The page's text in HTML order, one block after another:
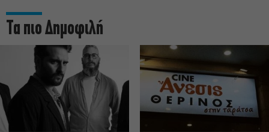
Τα πιο Δημοφιλή